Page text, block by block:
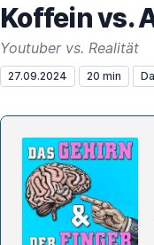
Koffein vs.
Youtuber vs. Realität
27.09.2024 20 min